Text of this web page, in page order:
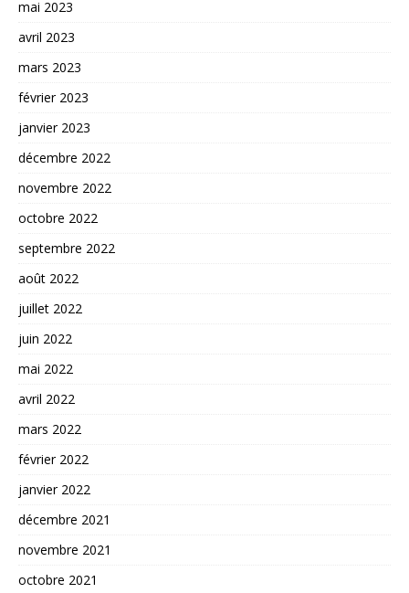
mai 2023
avril 2023
mars 2023
février 2023
janvier 2023
décembre 2022
novembre 2022
octobre 2022
septembre 2022
août 2022
juillet 2022
juin 2022
mai 2022
avril 2022
mars 2022
février 2022
janvier 2022
décembre 2021
novembre 2021
octobre 2021